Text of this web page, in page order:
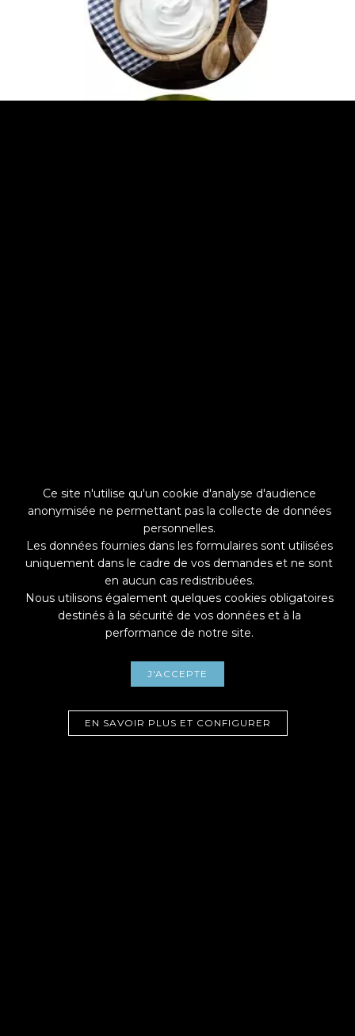
ZI Auguste I
12 chemin des Fossés
33610 CESTAS
HORAIRES
Du Lundi au Jeudi : 8h - 17h
Vendredi : 8h - 12h
NOUS CONTACTER
contact@technopompe.fr
05 57 02 13 63
CONTACTEZ-NOUS
Ce site n'utilise qu'un cookie d'analyse d'audience
anonymisée ne permettant pas la collecte de données
personnelles.
Les données fournies dans les formulaires sont utilisées
uniquement dans le cadre de vos demandes et ne sont
en aucun cas redistribuées.
Nous utilisons également quelques cookies obligatoires
destinés à la sécurité de vos données et à la
performance de notre site.
J'ACCEPTE
EN SAVOIR PLUS ET CONFIGURER